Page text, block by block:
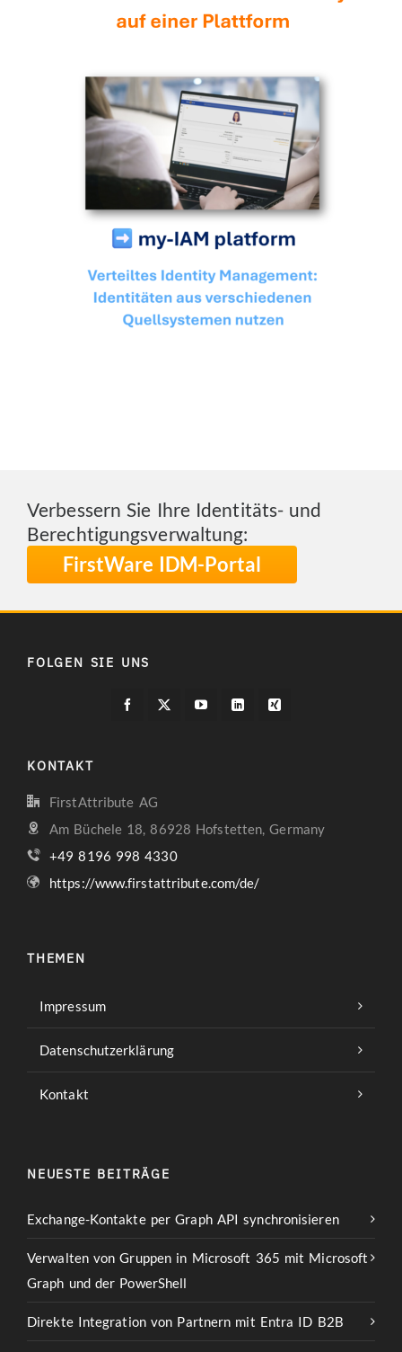
Verbessern Sie Ihre Identitäts- und
Berechtigungsverwaltung:
FirstWare IDM-Portal
FOLGEN SIE UNS
KONTAKT
FirstAttribute AG
Am Büchele 18, 86928 Hofstetten, Germany
+49 8196 998 4330
https://www.firstattribute.com/de/
THEMEN
Impressum
Datenschutzerklärung
Kontakt
NEUESTE BEITRÄGE
Exchange-Kontakte per Graph API synchronisieren
Verwalten von Gruppen in Microsoft 365 mit Microsoft
Graph und der PowerShell
Direkte Integration von Partnern mit Entra ID B2B